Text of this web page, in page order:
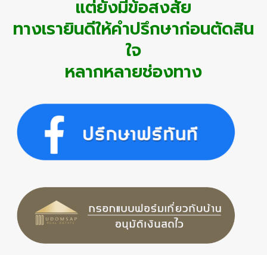
แต่ยังมีข้อสงสัย
ทางเรายินดีให้คำปรึกษาก่อนตัดสิน
ใจ
หลากหลายช่องทาง